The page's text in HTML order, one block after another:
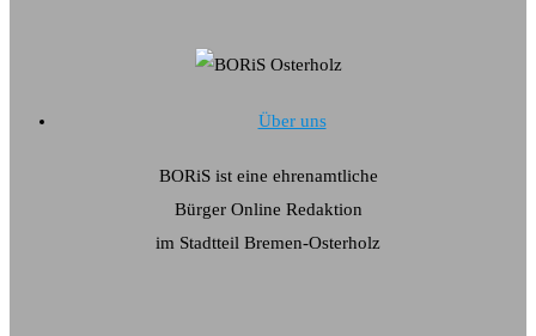
Über uns
BORiS ist eine ehrenamtliche
Bürger Online Redaktion
im Stadtteil Bremen-Osterholz